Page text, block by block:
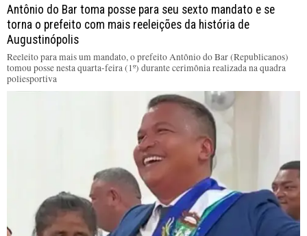
Antônio do Bar toma posse para seu sexto mandato e se
torna o prefeito com mais reeleições da história de
Augustinópolis
Reeleito para mais um mandato, o prefeito Antônio do Bar (Republicanos)
tomou posse nesta quarta-feira (1º) durante cerimônia realizada na quadra
poliesportiva